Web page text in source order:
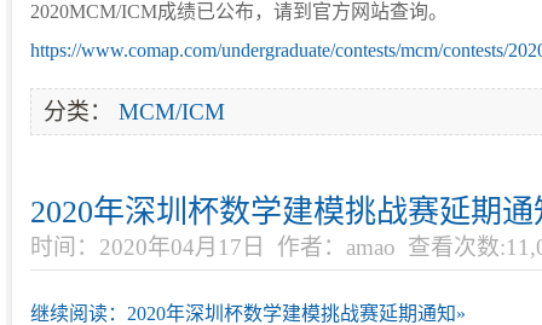
2020MCM/ICM成绩已公布，请到官方网站查询。
https://www.comap.com/undergraduate/contests/mcm/contests/
分类： MCM/ICM
2020年深圳杯数学建模挑战赛延期通
时间：2020年04月17日 作者：amao 查看次数
继续阅读：2020年深圳杯数学建模挑战赛延期通知»